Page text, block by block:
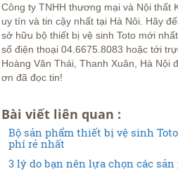
Công ty TNHH thương mại và Nội thất
uy tín và tin cậy nhất tại Hà Nôi. Hãy
sở hữu bộ thiết bị vệ sinh Toto mới
số điện thoại 04.6675.8083 hoặc tới
Hoàng Văn Thái, Thanh Xuân, Hà Nội
ơn đã đọc tin!
Bài viết liên quan :
Bộ sản phẩm thiết bị vệ sinh
phí rẻ nhất
3 lý do bạn nên lựa chọn các